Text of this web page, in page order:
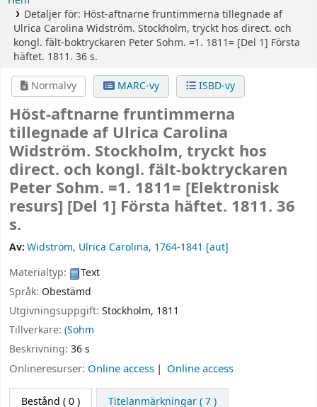
Detaljer för: Höst-aftnarne fruntimmerna tillegnade af
Ulrica Carolina Widström. Stockholm, tryckt hos direct. och
kongl. fält-boktryckaren Peter Sohm. =1. 1811= [Del 1] Första
häftet. 1811. 36 s.
Normalvy
MARC-vy ISBD-vy
Höst-aftnarne fruntimmerna
tillegnade af Ulrica Carolina
Widström. Stockholm, tryckt hos
direct. och kongl. fält-boktryckaren
Peter Sohm. =1. 1811= [Elektronisk
resurs] [Del 1] Första häftet. 1811. 36
s.
Av:Widström, Ulrica Carolina, 1764-1841 [aut]
Materialtyp:
Text
Språk: Obestämd
Utgivningsuppgift: Stockholm, 1811
Tillverkare: (Sohm
Beskrivning: 36 s
Onlineresurser: Online access Online access
Bestånd ( 0 ) Titelanmärkningar ( 7 )